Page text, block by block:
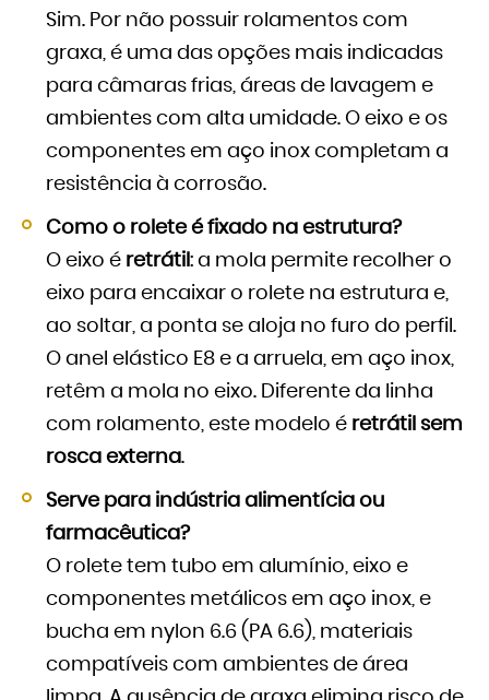
Sim. Por não possuir rolamentos com
graxa, é uma das opções mais indicadas
para câmaras frias, áreas de lavagem e
ambientes com alta umidade. O eixo e os
componentes em aço inox completam a
resistência à corrosão.
Como o rolete é fixado na estrutura?
O eixo é retrátil : a mola permite recolher o
eixo para encaixar o rolete na estrutura e,
ao soltar, a ponta se aloja no furo do perfil.
O anel elástico E8 e a arruela, em aço inox,
retêm a mola no eixo. Diferente da linha
com rolamento, este modelo é retrátil sem
rosca externa.
Serve para indústria alimentícia ou
farmacêutica?
O rolete tem tubo em alumínio, eixo e
componentes metálicos em aço inox, e
bucha em nylon 6.6 (PA 6.6), materiais
compatíveis com ambientes de área